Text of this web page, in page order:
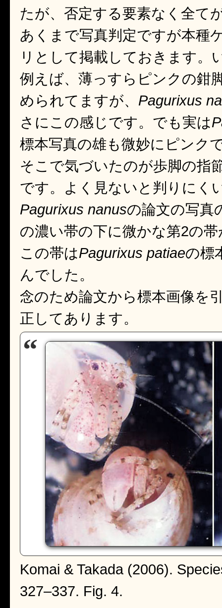
たが、否定する要素なく全て
あくまで写真判定ですが本種
リとして掲載しておきます。
例えば、薄っすらピンクの鉗
められてますが、 Pagurixus
さにこの感じです。でも実は
標本写真の雄も微妙にピンク
そこで気づいたのが歩脚の指
です。よく見ないと判りにく
Pagurixus nanusの論文の写真
の濃い帯の下に微かな第2の
この帯はPagurixus patiaeの標
んでした。
念のため論文から標本画像を
正してあります。
Komai & Takada (2006).
327–337. Fig. 4.